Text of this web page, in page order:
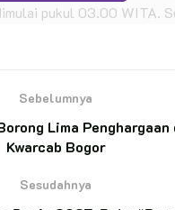
pukul 03.00 WITA.
Kwarran Patimpeng Lepas
JAMNAS XII Cibubur
Sebelumnya
Lima Penghargaan
Kwarcab Bogor
Sesudahnya